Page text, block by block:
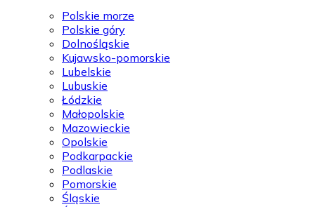
Polskie morze
Polskie góry
Dolnośląskie
Kujawsko-pomorskie
Lubelskie
Lubuskie
Łódzkie
Małopolskie
Mazowieckie
Opolskie
Podkarpackie
Podlaskie
Pomorskie
Śląskie